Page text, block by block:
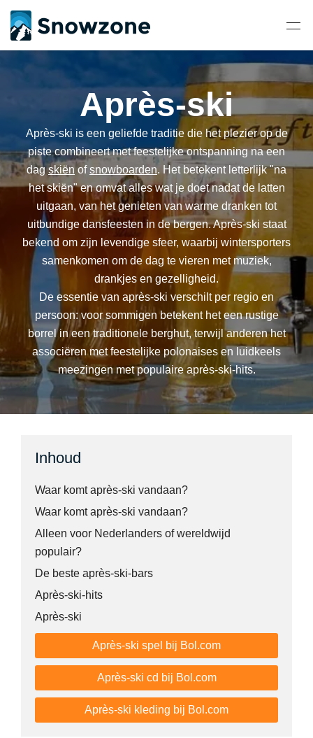
Après-ski
Après-ski is een geliefde traditie die het plezier op de
piste combineert met feestelijke ontspanning na een
dagskiën ofsnowboarden. Het betekent letterlijk "na
het skiën" en omvat alles wat je doet nadat de latten
uitgaan, van het genieten van warme dranken tot
uitbundige dansfeesten in de bergen. Après-ski staat
bekend om zijn levendige sfeer, waarbij wintersporters
samenkomen om de dag te vieren met muziek,
drankjes en gezelligheid.
De essentie van après-ski verschilt per regio en
persoon: voor sommigen betekent het een rustige
borrel in een traditionele berghut, terwijl anderen het
associëren met feestelijke polonaises en luidkeels
meezingen met populaire après-ski-hits.
Inhoud
Waar komt après-ski vandaan?
Waar komt après-ski vandaan?
Alleen voor Nederlanders of wereldwijd
populair?
De beste après-ski-bars
Après-ski-hits
Après-ski
Après-ski spel bij Bol.com
Après-ski cd bij Bol.com
Après-ski kleding bij Bol.com